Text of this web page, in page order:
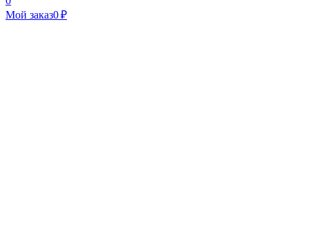
Мой заказ0 ₽